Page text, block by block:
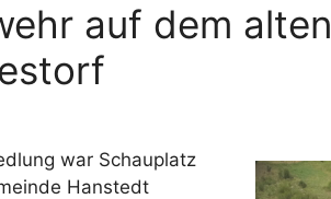
auf dem alten
war Schauplatz
Hanstedt